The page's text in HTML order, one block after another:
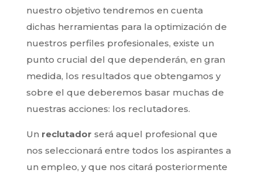
nuestro objetivo tendremos en cuenta
dichas herramientas para la optimización de
nuestros perfiles profesionales, existe un
punto crucial del que dependerán, en gran
medida, los resultados que obtengamos y
sobre el que deberemos basar muchas de
nuestras acciones: los reclutadores.
Un reclutador será aquel profesional que
nos seleccionará entre todos los aspirantes a
un empleo, y que nos citará posteriormente